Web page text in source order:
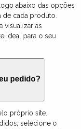
abaixo das opções
de cada produto.
visualizar as
ideal para o seu
pedido?
próprio site.
selecione o